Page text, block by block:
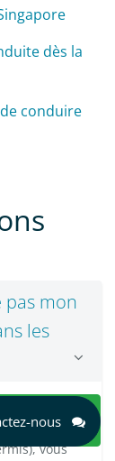
dès la
conduire
UN DEVIS
pas mon
les
dans les
en
vous
nous